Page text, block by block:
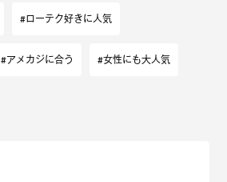
#ローテク好きに人気
#アメカジに合う #女性にも大人気